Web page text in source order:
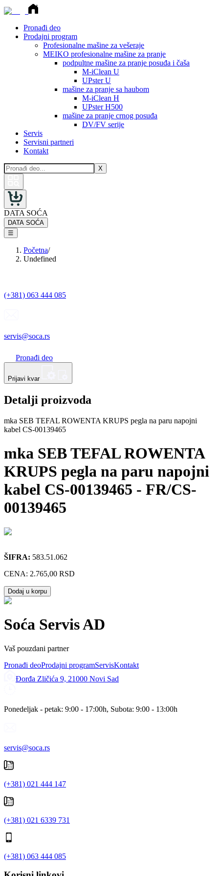
Pronađi deo
Prodajni program
Profesionalne mašine za vešeraje
MEIKO profesionalne mašine za pranje
podpultne mašine za pranje posuđa i čaša
M-iClean U
UPster U
mašine za pranje sa haubom
M-iClean H
UPster H500
mašine za pranje crnog posuđa
DV/FV serije
Servis
Servisni partneri
Kontakt
X
DATA SOĆA
DATA SOĆA
☰
Početna/
Undefined
(+381) 063 444 085
servis@soca.rs
Pronađi deo
Prijavi kvar
Detalji proizvoda
mka SEB TEFAL ROWENTA KRUPS pegla na paru napojni
kabel CS-00139465
mka SEB TEFAL ROWENTA
KRUPS pegla na paru napojni
kabel CS-00139465 - FR/CS-
00139465
ŠIFRA: 583.51.062
CENA: 2.765,00 RSD
Dodaj u korpu
Soća Servis AD
Vaš pouzdani partner
Pronađi deoProdajni programServisKontakt
Đorđa Zličića 9, 21000 Novi Sad
Ponedeljak - petak: 9:00 - 17:00h, Subota: 9:00 - 13:00h
servis@soca.rs
(+381) 021 444 147
(+381) 021 6339 731
(+381) 063 444 085